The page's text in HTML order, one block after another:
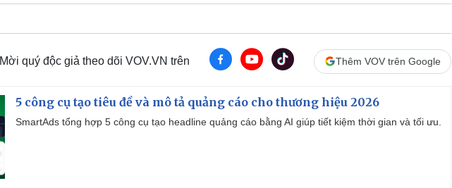
Mời quý độc giả theo dõi VOV.VN trên Thêm VOV trên Google
5 công cụ tạo tiêu đề và mô tả quảng cáo cho thương hiệu 2026
SmartAds tổng hợp 5 công cụ tạo headline quảng cáo bằng AI giúp tiết kiệm thời gian và tối ưu.